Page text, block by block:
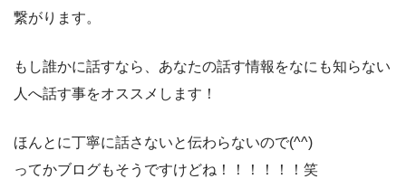
繋がります。
もし誰かに話すなら、あなたの話す情報をなにも知らない
人へ話す事をオススメします！
ほんとに丁寧に話さないと伝わらないので(^^)
ってかブログもそうですけどね！！！！！！笑